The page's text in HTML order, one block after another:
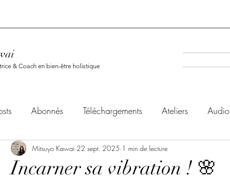
& Coach en bien-être holistique
Abonnés Téléchargements Ateliers Audio
Incarner sa vibration ! 🌸
Mitsuyo Kawai 22 sept. 2025 1 min de lecture